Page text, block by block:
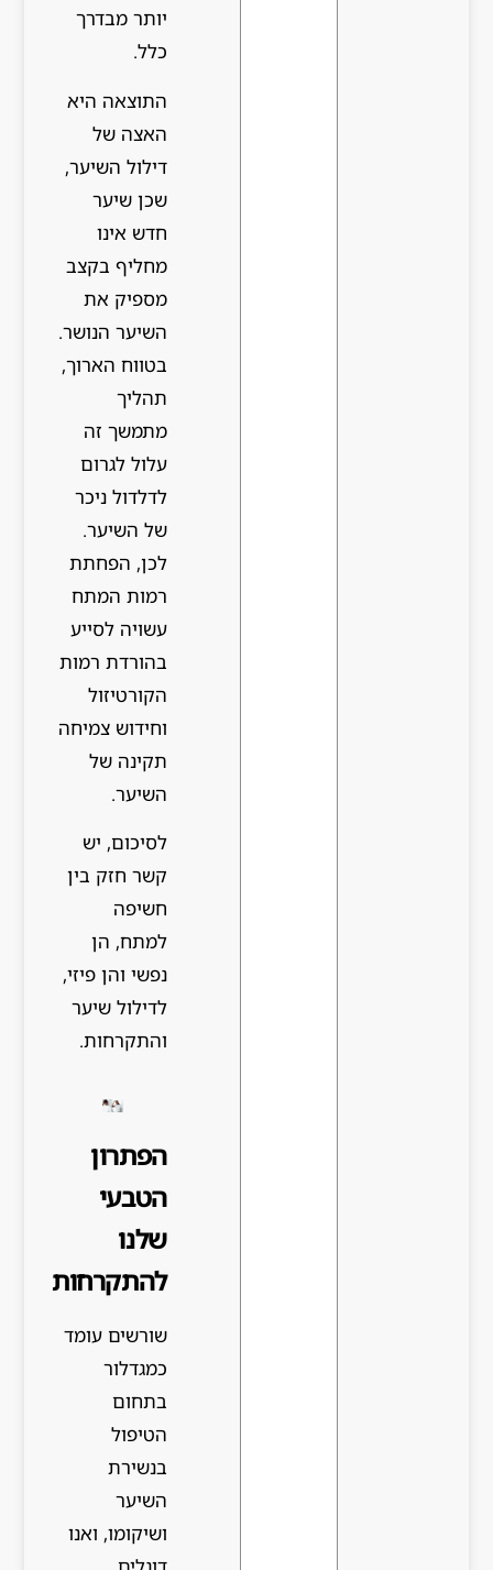
יותר מבדרך
כלל.
התוצאה היא
האצה של
דילול השיער,
שכן שיער
חדש אינו
מחליף בקצב
מספיק את
השיער הנושר.
בטווח הארוך,
תהליך
מתמשך זה
עלול לגרום
לדלדול ניכר
של השיער.
לכן, הפחתת
רמות המתח
עשויה לסייע
בהורדת רמות
הקורטיזול
וחידוש צמיחה
תקינה של
השיער.
לסיכום, יש
קשר חזק בין
חשיפה
למתח, הן
נפשי והן פיזי,
לדילול שיער
והתקרחות.
הפתרון
הטבעי
שלנו
להתקרחות
שורשים עומד
כמגדלור
בתחום
הטיפול
בנשירת
השיער
ושיקומו, ואנו